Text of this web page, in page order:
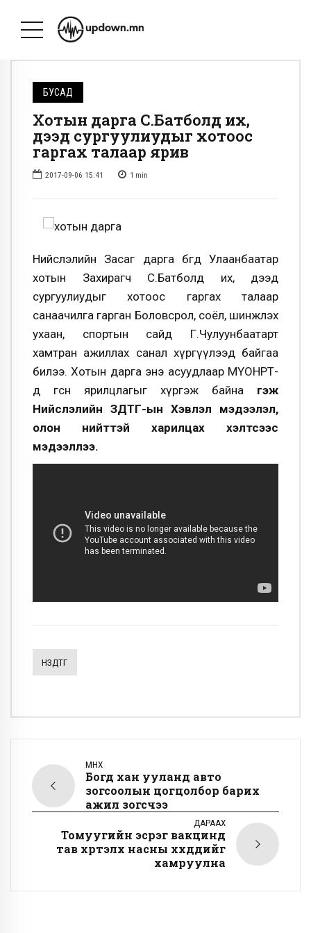
БУСАД
Хотын дарга С.Батболд их,
дээд сургуулиудыг хотоос
гаргах талаар ярив
2017-09-06 15:41 1 min
Нийслэлийн Засаг дарга бөгөөд Улаанбаатар
хотын Захирагч С.Батболд их, дээд
сургуулиудыг хотоос гаргах талаар
санаачилга гарган Боловсрол, соёл, шинжлэх
ухаан, спортын сайд Г.Чулуунбаатарт
хамтран ажиллах санал хүргүүлээд байгаа
билээ. Хотын дарга энэ асуудлаар МҮОНРТ-
д өгсөн ярилцлагыг хүргэж байна гэж
Нийслэлийн ЗДТГ-ын Хэвлэл мэдээлэл,
олон нийттэй харилцах хэлтсээс
мэдээллээ.
НЗДТГ
ӨМНӨХ
Богд хан ууланд авто
зогсоолын цогцолбор барих
ажил зогсчээ
ДАРААХ
Томуугийн эсрэг вакцинд
тав хүртэлх насны хүүхдүүдийг
хамруулна